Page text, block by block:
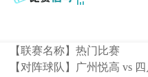
【联赛名称】热门比赛
【对阵球队】 广州悦高 vs